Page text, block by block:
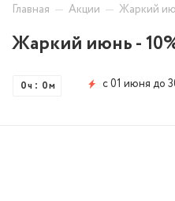
Главная — Акции — Жаркий
Жаркий июнь -
0ч 0м с 01 июня до